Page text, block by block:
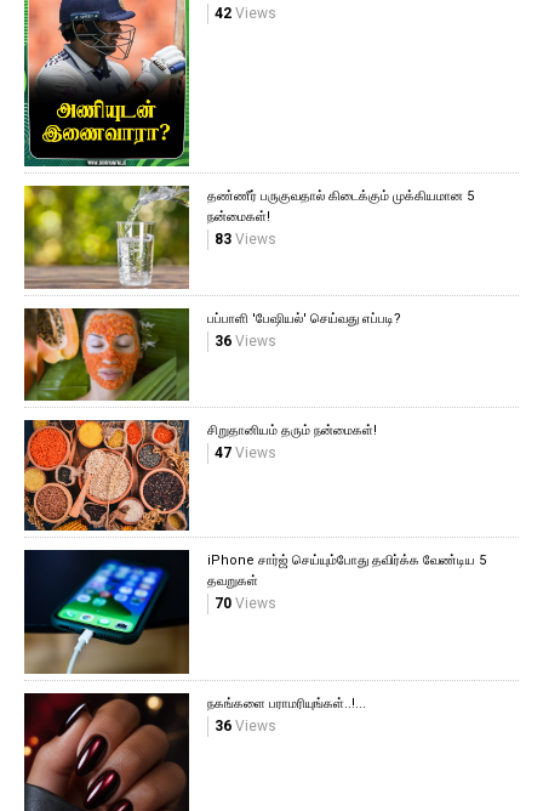
42Views
தண்ணீர் பருகுவதால் கிடைக்கும் முக்கியமான 5
நன்மைகள்!
83Views
பப்பாளி 'பேஷியல்' செய்வது எப்படி?
36Views
சிறுதானியம் தரும் நன்மைகள்!
47Views
iPhone சார்ஜ் செய்யும்போது தவிர்க்க வேண்டிய 5
தவறுகள்
70Views
நகங்களை பராமரியுங்கள்..!...
36Views